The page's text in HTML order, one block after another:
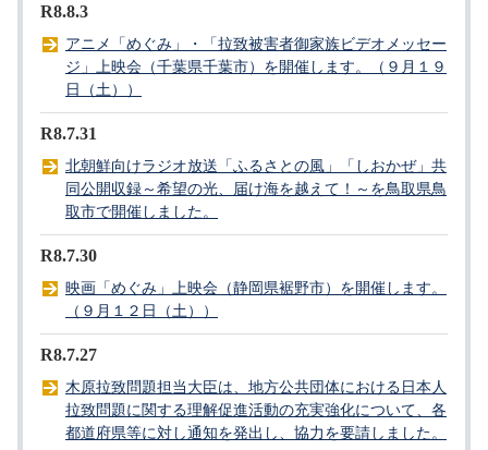
R8.8.3
アニメ「めぐみ」・「拉致被害者御家族ビデオメッセー
ジ」上映会（千葉県千葉市）を開催します。（９月１９
日（土））
R8.7.31
北朝鮮向けラジオ放送「ふるさとの風」「しおかぜ」共
同公開収録～希望の光、届け海を越えて！～を鳥取県鳥
取市で開催しました。
R8.7.30
映画「めぐみ」上映会（静岡県裾野市）を開催します。
（９月１２日（土））
R8.7.27
木原拉致問題担当大臣は、地方公共団体における日本人
拉致問題に関する理解促進活動の充実強化について、各
都道府県等に対し通知を発出し、協力を要請しました。